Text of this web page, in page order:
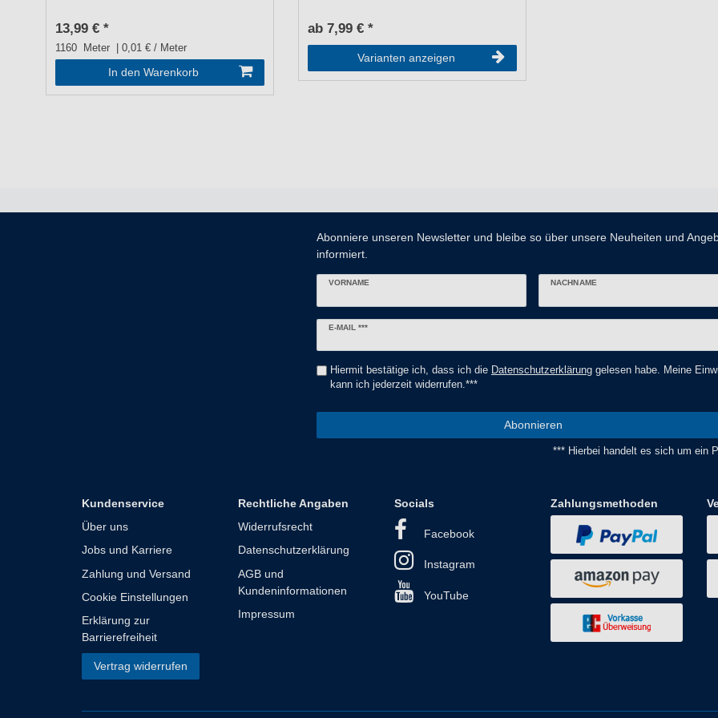
13,99 € *
1160 Meter | 0,01 € / Meter
In den Warenkorb
ab 7,99 € *
Varianten anzeigen
Abonniere unseren Newsletter und bleibe so über unsere Neuheiten und
informiert.
VORNAME NACHNAME
E-MAIL ***
Newsletter
Hiermit bestätige ich, dass ich die Daten­schutz­erklärung gelesen habe. Meine
kann ich jederzeit widerrufen.***
Abonnieren
*** Hierbei handelt es sich um ein
Kundenservice
Über uns
Jobs und Karriere
Zahlung und Versand
Cookie Einstellungen
Erklärung zur
Barrierefreiheit
Vertrag widerrufen
Rechtliche Angaben
Widerrufsrecht
Datenschutzerklärung
AGB und
Kundeninformationen
Impressum
Socials
Facebook
Instagram
YouTube
Zahlungsmethoden